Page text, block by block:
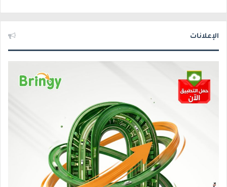
الإعلانات